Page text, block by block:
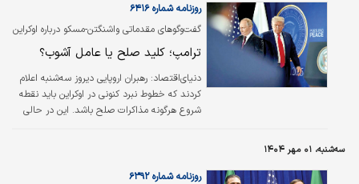
گفت‌وگوهای مقدماتی واشنگتن-مسکو درباره اوکراین
به تعویق افتاد؛
روزنامه شماره ۶۴۱۶
ترامپ؛ کلید صلح یا عامل آشوب؟
دنیای‌اقتصاد: رهبران اروپایی دیروز سه‌شنبه اعلام
کردند که خطوط نبرد کنونی در اوکراین باید نقطه
شروع هرگونه مذاکرات صلح باشد. این در حالی
سه‌شنبه، ۰۱ مهر ۱۴۰۴
روزنامه شماره ۶۳۹۲